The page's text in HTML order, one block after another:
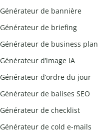
Générateur de bannière
Générateur de briefing
Générateur de business plan
Générateur d’image IA
Générateur d’ordre du jour
Générateur de balises SEO
Générateur de checklist
Générateur de cold e-mails